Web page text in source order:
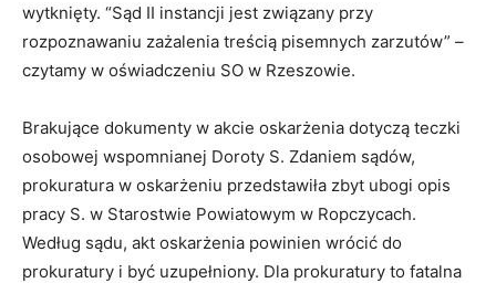
wytknięty. “Sąd II instancji jest związany przy
rozpoznawaniu zażalenia treścią pisemnych zarzutów” –
czytamy w oświadczeniu SO w Rzeszowie.
Brakujące dokumenty w akcie oskarżenia dotyczą teczki
osobowej wspomnianej Doroty S. Zdaniem sądów,
prokuratura w oskarżeniu przedstawiła zbyt ubogi opis
pracy S. w Starostwie Powiatowym w Ropczycach.
Według sądu, akt oskarżenia powinien wrócić do
prokuratury i być uzupełniony. Dla prokuratury to fatalna